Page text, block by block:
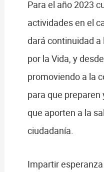
Para el año 2023
actividades en el
dará continuidad a
por la Vida, y
promoviendo a la
para que
que aporten a la
ciudadanía.
Impartir